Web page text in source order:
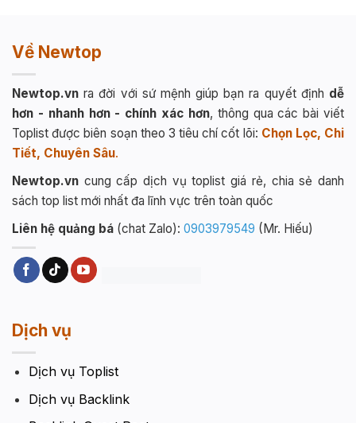
Về Newtop
Newtop.vn ra đời với sứ mệnh giúp bạn ra quyết định dễ
hơn - nhanh hơn - chính xác hơn, thông qua các bài viết
Toplist được biên soạn theo 3 tiêu chí cốt lõi: Chọn Lọc, Chi
Tiết, Chuyên Sâu.
Newtop.vn cung cấp dịch vụ toplist giá rẻ, chia sẻ danh
sách top list mới nhất đa lĩnh vực trên toàn quốc
Liên hệ quảng bá (chat Zalo): 0903979549 (Mr. Hiếu)
Dịch vụ
Dịch vụ Toplist
Dịch vụ Backlink